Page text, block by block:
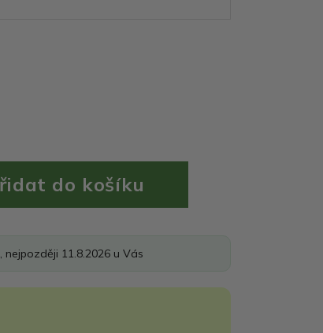
, nejpozději 11.8.2026 u Vás